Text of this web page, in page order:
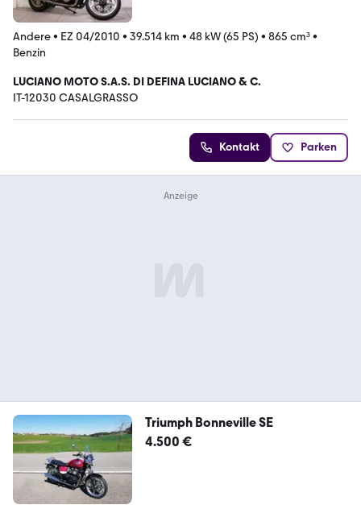
Andere• EZ 04/2010 • 39.514 km • 48 kW (65 PS) • 865 cm³•
Benzin
LUCIANO MOTO S.A.S. DI DEFINA LUCIANO & C.
IT-12030 CASALGRASSO
Kontakt Parken
Triumph Bonneville SE
4.500 €